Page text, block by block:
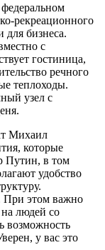
рекреационного
для бизнеса.
с
гостиница,
речного
теплоходы.
узел с
Михаил
которые
Путин, в том
удобство
При этом важно
людей со
возможность
у вас это